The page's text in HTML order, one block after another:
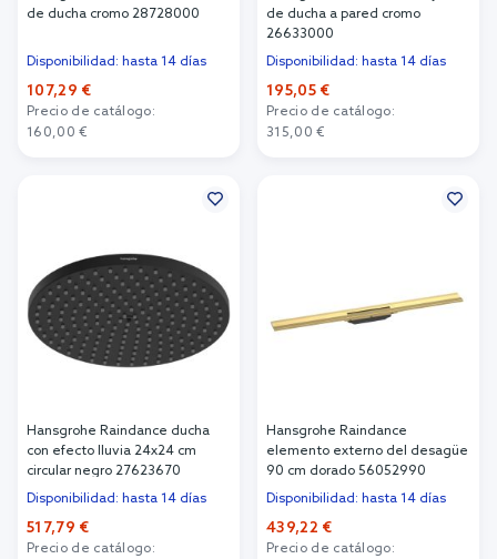
de ducha cromo 28728000
Disponibilidad: hasta 14 días
107,29 €
Precio de catálogo:
160,00 €
de ducha a pared cromo
26633000
Disponibilidad: hasta 14 días
195,05 €
Precio de catálogo:
315,00 €
Hansgrohe Raindance ducha
con efecto lluvia 24x24 cm
circular negro 27623670
Disponibilidad: hasta 14 días
517,79 €
Precio de catálogo:
Hansgrohe Raindance
elemento externo del desagüe
90 cm dorado 56052990
Disponibilidad: hasta 14 días
439,22 €
Precio de catálogo: